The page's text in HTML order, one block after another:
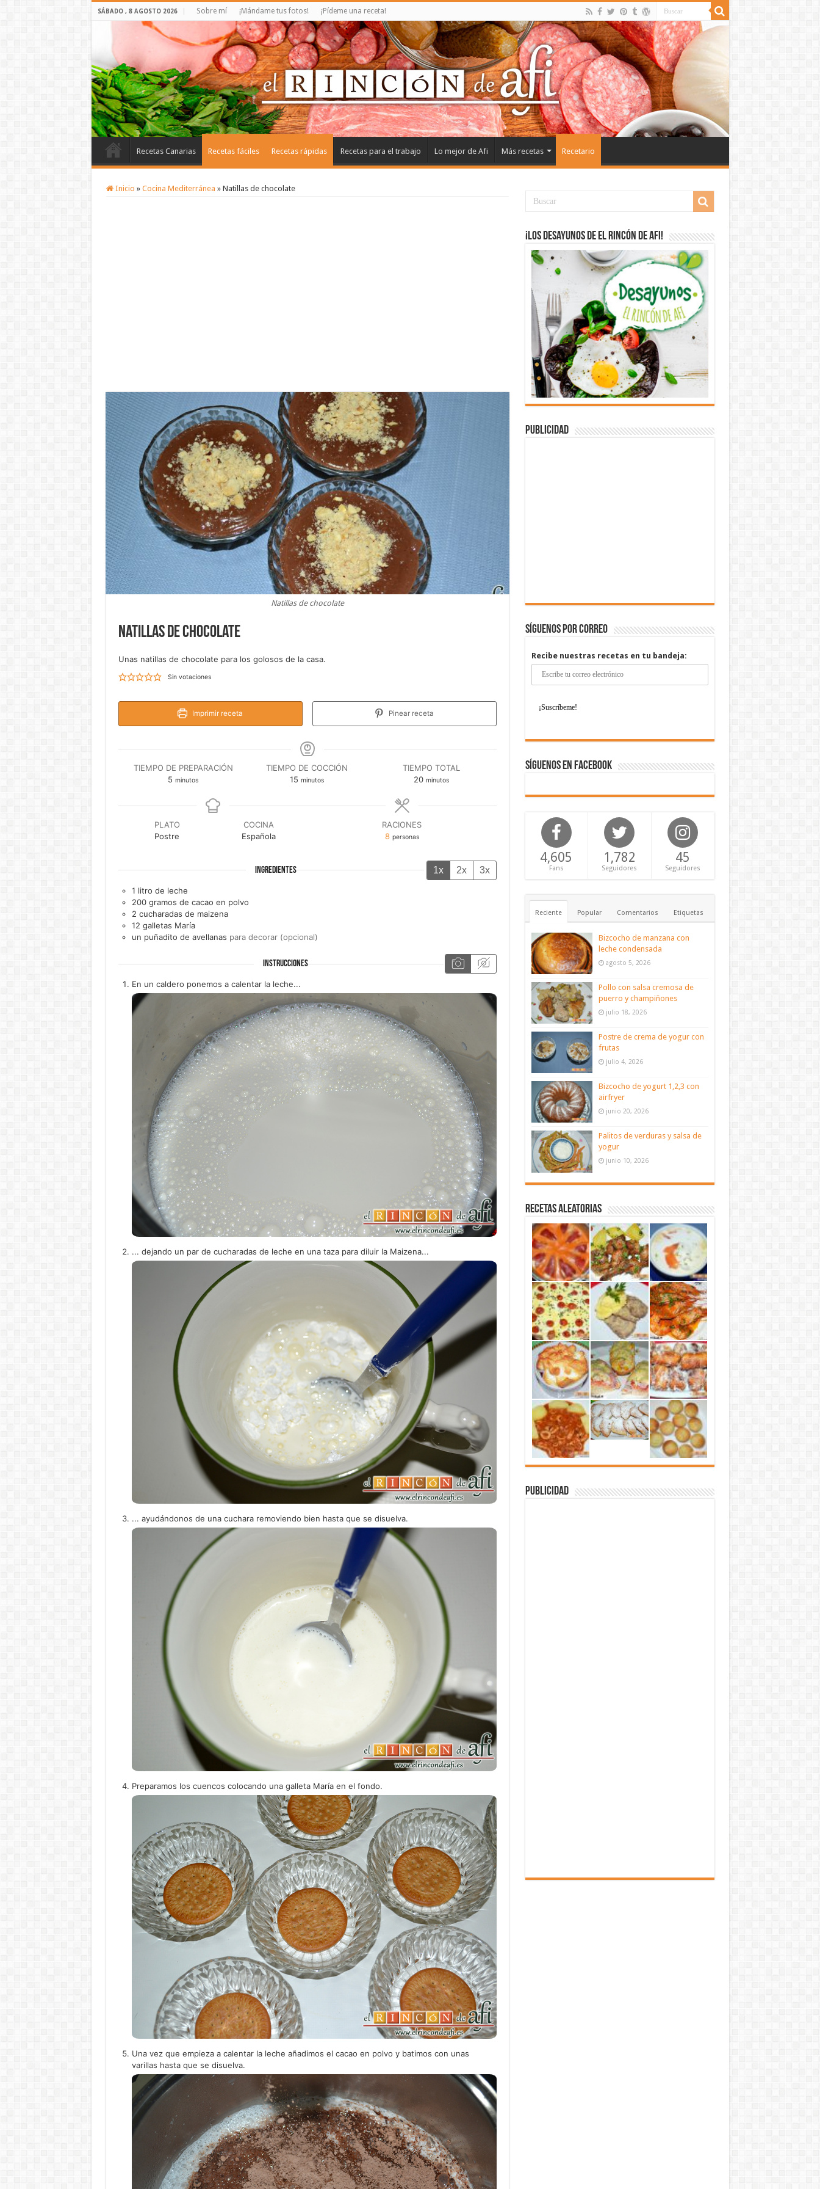
SÁBADO , 8 AGOSTO 2026 Sobre mí ¡Mándame tus fotos! ¡Pídeme una receta!
Recetas Canarias Recetas fáciles Recetas rápidas Recetas para el trabajo Lo mejor de Afi Más recetas Recetario
Inicio » Cocina Mediterránea » Natillas de chocolate
Natillas de chocolate
Natillas de chocolate
Unas natillas de chocolate para los golosos de la casa.
Sin votaciones
Imprimir receta Pinear receta
TIEMPO DE PREPARACIÓN
5 minutos
minutos
TIEMPO DE COCCIÓN
15 minutos
minutos
TIEMPO TOTAL
20minutos
minutos
PLATO
Postre
COCINA
Española
RACIONES
8 personas
INGREDIENTES 1x 2x 3x
1 litro de leche
200 gramos de cacao en polvo
2 cucharadas de maizena
12 galletas María
un puñadito de avellanas para decorar (opcional)
INSTRUCCIONES
En un caldero ponemos a calentar la leche...
... dejando un par de cucharadas de leche en una taza para diluir la Maizena...
... ayudándonos de una cuchara removiendo bien hasta que se disuelva.
Preparamos los cuencos colocando una galleta María en el fondo.
Una vez que empieza a calentar la leche añadimos el cacao en polvo y batimos con unas
varillas hasta que se disuelva.
¡Los desayunos de El Rincón de Afi!
Publicidad
Síguenos por correo
Recibe nuestras recetas en tu bandeja:
Síguenos en Facebook
4,605
Fans
1,782
Seguidores
45
Seguidores
Reciente Popular Comentarios Etiquetas
Bizcocho de manzana con
leche condensada
agosto 5, 2026
Pollo con salsa cremosa de
puerro y champiñones
julio 18, 2026
Postre de crema de yogur con
frutas
julio 4, 2026
Bizcocho de yogurt 1,2,3 con
airfryer
junio 20, 2026
Palitos de verduras y salsa de
yogur
junio 10, 2026
Recetas aleatorias
Publicidad